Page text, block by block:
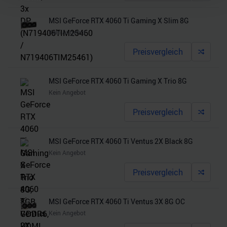
Wir verwenden Cookies, um Inhalte und Anzeigen zu
personalisieren, Funktionen für soziale Medien anbieten
zu können und die Zugriffe auf unsere Website zu
analysieren. Außerdem geben wir Informationen zu Ihrer
Verwendung unserer Website an unsere Partner für
Partner führen diese Informationen möglicherweise mit
weiteren Daten zusammen, die Sie ihnen bereitgestellt
haben oder die sie im Rahmen Ihrer Nutzung der Dienste
MSI GeForce RTX 4060 Ti Gaming X Slim 8G
Kein Angebot
Preisvergleich
MSI GeForce RTX 4060 Ti Gaming X Trio 8G
Kein Angebot
Preisvergleich
MSI GeForce RTX 4060 Ti Ventus 2X Black 8G
Kein Angebot
Preisvergleich
MSI GeForce RTX 4060 Ti Ventus 3X 8G OC
Kein Angebot